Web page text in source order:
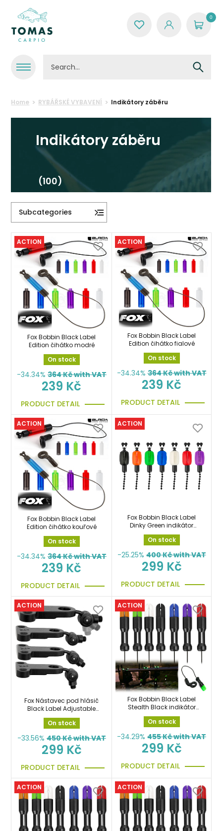
0
Home RYBÁŘSKÉ VYBAVENÍ Indikátory záběru
Indikátory záběru
(100)
Subcategories
ACTION
Fox Bobbin Black Label
Edition čihátko modré
On stock
-34.34% 364Kč with VAT
239 Kč
PRODUCT DETAIL
ACTION
Fox Bobbin Black Label
Edition čihátko fialové
On stock
-34.34% 364Kč with VAT
239 Kč
PRODUCT DETAIL
ACTION
Fox Bobbin Black Label
Edition čihátko kouřové
On stock
-34.34% 364Kč with VAT
239 Kč
PRODUCT DETAIL
ACTION
Fox Bobbin Black Label
Dinky Green indikátor
záběru
On stock
-25.25% 400Kč with VAT
299 Kč
PRODUCT DETAIL
ACTION
Fox Nástavec pod hlásič
Black Label Adjustable
Hockey Stick Plate
On stock
-33.56% 450Kč with VAT
299 Kč
PRODUCT DETAIL
ACTION
Fox Bobbin Black Label
Stealth Black indikátor
záběru černý
On stock
-34.29% 455Kč with VAT
299 Kč
PRODUCT DETAIL
ACTION ACTION